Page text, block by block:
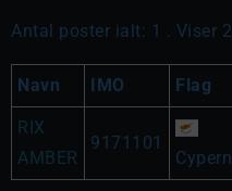
Antal poster ialt: 1 . Viser
Navn IMO Flag
RIX
AMBER
9171101
Cypern